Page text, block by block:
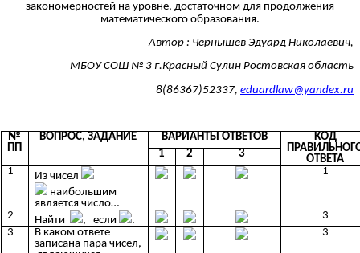
закономерностей на уровне, достаточном для продолжения
математического образования.
Автор : Чернышев Эдуард Николаевич,
МБОУ СОШ № 3 г.Красный Сулин Ростовская область
8(86367)52337, eduardlaw@yandex.ru
№
ПП
ВОПРОС, ЗАДАНИЕ ВАРИАНТЫ ОТВЕТОВ
КОД
ОТВЕТА
1 2
3
1
Из чисел
наибольшим
является число…
1
2 Найти , если .
3
3
В каком ответе
записана пара чисел,
3